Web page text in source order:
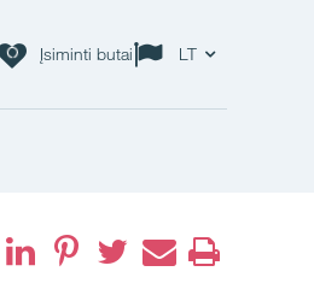
Įsiminti butai LT